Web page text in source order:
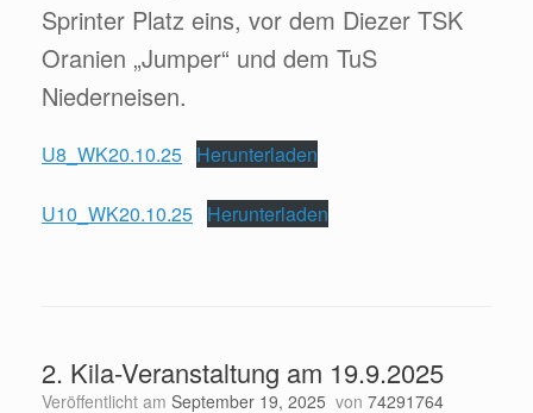
Sprinter Platz eins, vor dem Diezer TSK
Oranien „Jumper“ und dem TuS
Niederneisen.
U8_WK20.10.25 Herunterladen
U10_WK20.10.25 Herunterladen
2. Kila-Veranstaltung am 19.9.2025
Veröffentlicht am September 19, 2025 von 74291764